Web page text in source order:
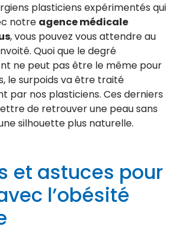
plasticiens expérimentés qui
notre agence médicale
, vous pouvez vous attendre au
Quoi que le degré
ne peut pas être le même pour
le surpoids va être traité
par nos plasticiens. Ces derniers
de retrouver une peau sans
silhouette plus naturelle.
et astuces pour
l’obésité